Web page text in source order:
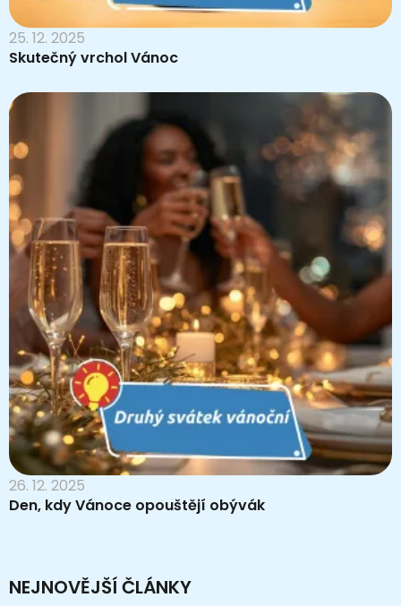
25. 12. 2025
Skutečný vrchol Vánoc
26. 12. 2025
Den, kdy Vánoce opouštějí obývák
NEJNOVĚJŠÍ ČLÁNKY